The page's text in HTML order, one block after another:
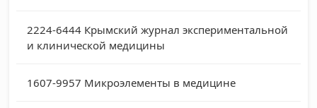
2224-6444 Крымский журнал экспериментальной
и клинической медицины
1607-9957 Микроэлементы в медицине